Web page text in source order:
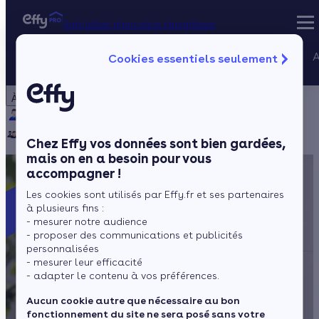
Cookies essentiels seulement
Chez Effy vos données sont bien gardées,
mais on en a besoin pour vous
accompagner !
Les cookies sont utilisés par Effy.fr et ses partenaires
à plusieurs fins :
- mesurer notre audience
- proposer des communications et publicités
personnalisées
- mesurer leur efficacité
- adapter le contenu à vos préférences.
Aucun cookie autre que nécessaire au bon
fonctionnement du site ne sera posé sans votre
À propos
Notre équipe
Rejoignez-nous Presse
Spécialiste rénovation énergétique Nos services
Spécialiste rénovation énergétique